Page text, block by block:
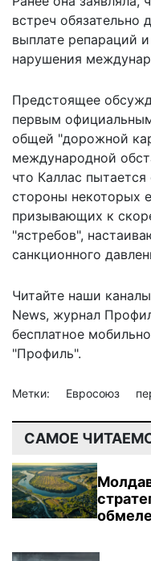
встреч
выплате репараций
нарушения
Предстоящее
первым
общей "дорожной
международной
что Каллас
стороны некоторых
призывающих к
"ястребов",
санкционного
Читайте наши
News, журнал
бесплатное
"Профиль".
Метки: Евросоюз
САМОЕ